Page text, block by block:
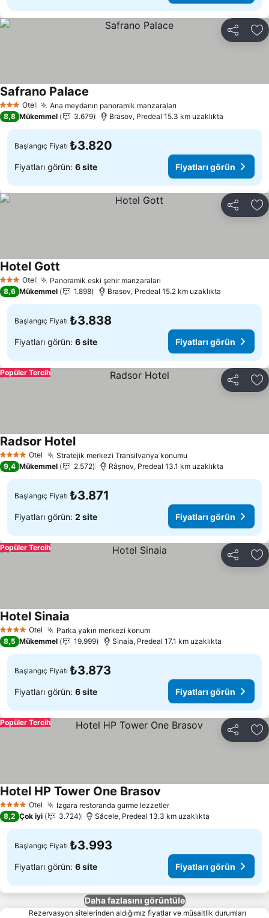
Paylaş
3 YıldızOtel Ana meydanın panoramik manzaraları
Safrano Palace
8,8 Mükemmel 3.679 Brasov, Predeal 15.3 km uzaklıkta
Başlangıç Fiyatı ₺3.820
Fiyatları görün: 6 site Fiyatları görün
Paylaş
3 YıldızOtel Panoramik eski şehir manzaraları
Hotel Gott
8,6 Mükemmel 1.898 Brasov, Predeal 15.2 km uzaklıkta
Başlangıç Fiyatı ₺3.838
Fiyatları görün: 6 site Fiyatları görün
Paylaş
Popüler Tercih
4 Yıldız Otel Stratejik merkezi Transilvanya konumu
Radsor HotelFiyatları görün
9,4 Mükemmel 2.572 Râşnov, Predeal 13.1 km uzaklıkta
Başlangıç Fiyatı ₺3.871
Fiyatları görün: 2 site Fiyatları görün
Paylaş
Popüler Tercih
4 Yıldız Otel Parka yakın merkezi konumFiyatları görün
Hotel Sinaia
8,5 Mükemmel 19.999 Sinaia, Predeal 17.1 km uzaklıkta
Başlangıç Fiyatı ₺3.873
Fiyatları görün: 6 site Fiyatları görün
Paylaş
Popüler Tercih
4 Yıldız Otel Izgara restoranda gurme lezzetlerFiyatları görün
Hotel HP Tower One Brasov
8,2 Çok iyi 3.724 Săcele, Predeal 13.3 km uzaklıkta
Başlangıç Fiyatı ₺3.993
Fiyatları görün: 6 site Fiyatları görün
Daha fazlasını görüntüle
Rezervasyon sitelerinden aldığımız fiyatlar ve müsaitlik durumları